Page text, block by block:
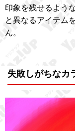
印象を残せるよう
と異なるアイテム
ん。
失敗しがちなカ